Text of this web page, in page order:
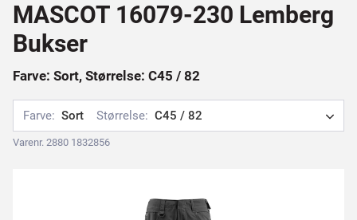
MASCOT 16079-230 Lemberg
Bukser
Farve: Sort, Størrelse: C45 / 82
Farve: Sort Størrelse: C45 / 82
Varenr. 2880 1832856